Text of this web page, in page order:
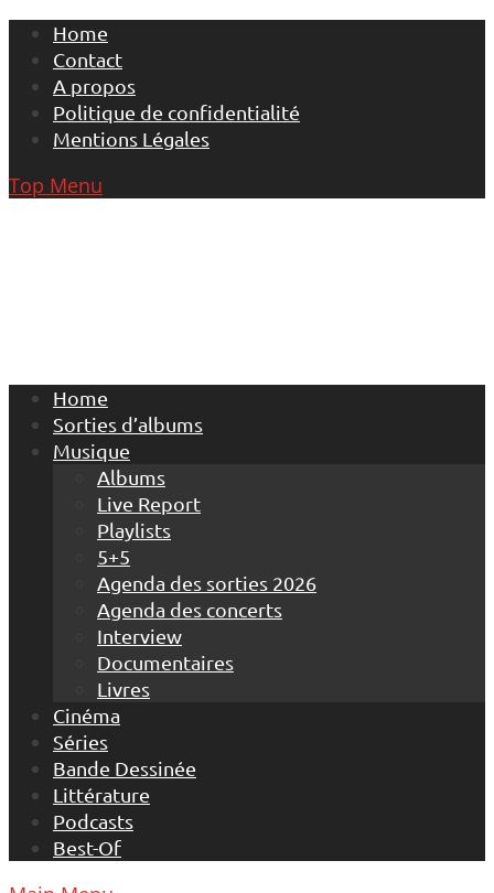
Skip
content
Home
Contact
A propos
Politique de confidentialité
Mentions Légales
Top Menu
Home
Sorties d’albums
Musique
Albums
Live Report
Playlists
5+5
Agenda des sorties 2026
Agenda des concerts
Interview
Documentaires
Livres
Cinéma
Séries
Bande Dessinée
Littérature
Podcasts
Best-Of